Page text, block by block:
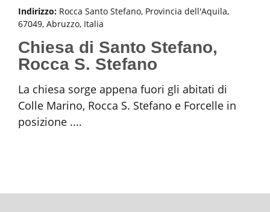
Indirizzo: Rocca Santo Stefano, Provincia dell'Aquila,
67049, Abruzzo, Italia
Chiesa di Santo Stefano,
Rocca S. Stefano
La chiesa sorge appena fuori gli abitati di
Colle Marino, Rocca S. Stefano e Forcelle in
posizione ....